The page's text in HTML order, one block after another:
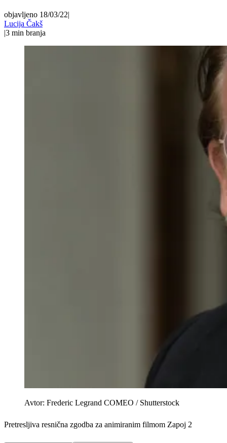
objavljeno 18/03/22|
Lucija Čakš
|3 min branja
Avtor: Frederic Legrand COMEO / Shutterstock
Pretresljiva resnična zgodba za animiranim filmom Zapoj 2